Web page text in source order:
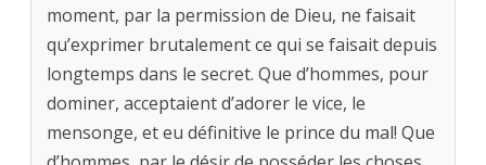
moment, par la permission de Dieu, ne faisait
qu’exprimer brutalement ce qui se faisait depuis
longtemps dans le secret. Que d’hommes, pour
dominer, acceptaient d’adorer le vice, le
mensonge, et eu définitive le prince du mal! Que